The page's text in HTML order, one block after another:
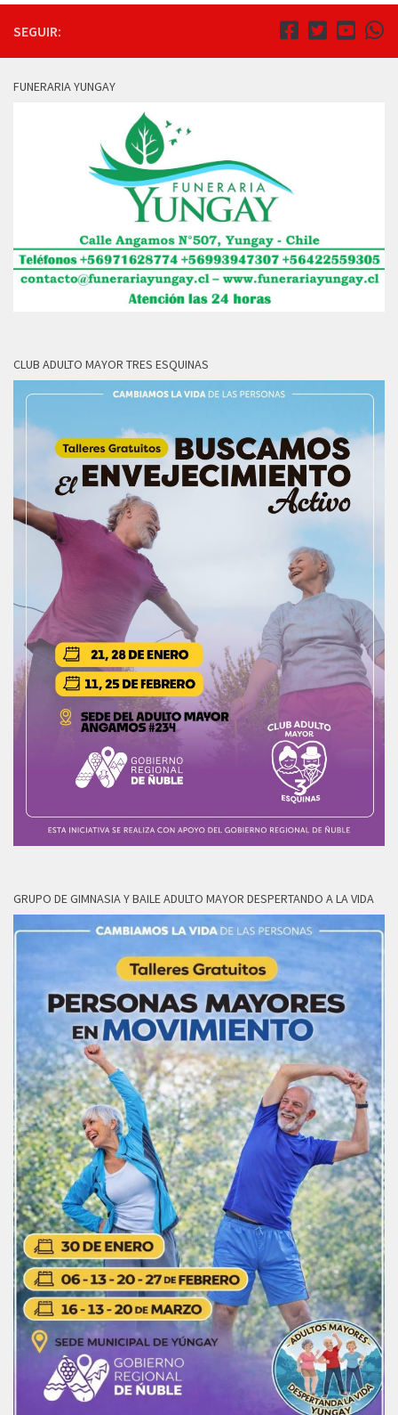
SEGUIR:
FUNERARIA YUNGAY
CLUB ADULTO MAYOR TRES ESQUINAS
GRUPO DE GIMNASIA Y BAILE ADULTO MAYOR DESPERTANDO A LA VIDA